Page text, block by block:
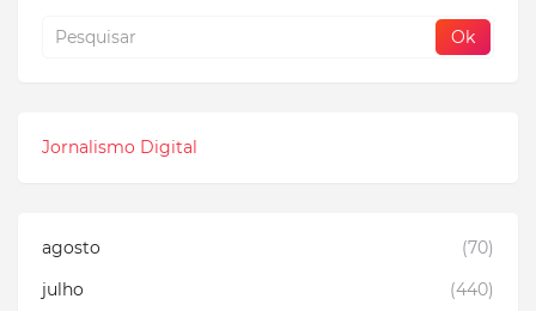
Jornalismo Digital
agosto
(70)
julho
(440)